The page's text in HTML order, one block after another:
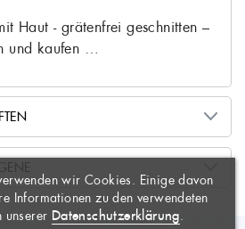
Haut - grätenfrei geschnitten –
und kaufen …
Tinca tinca
frisch nach Hause geliefert
MEINE
×
×
Wunschliste
×
angemeldet sein, um
Wunschliste
wir Cookies. Einige davon
Informationen zu den verwendeten
unserer Datenschutzerklärung.